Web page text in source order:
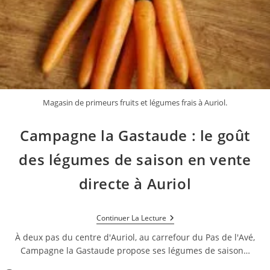
Magasin de primeurs fruits et légumes frais à Auriol.
Campagne la Gastaude : le goût
des légumes de saison en vente
directe à Auriol
Continuer La LectureCampagne
La
Gastaude
Le
À deux pas du centre d'Auriol, au carrefour du Pas de l'Avé,
Campagne la Gastaude propose ses légumes de saison…